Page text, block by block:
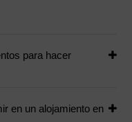
para hacer
en un alojamiento en